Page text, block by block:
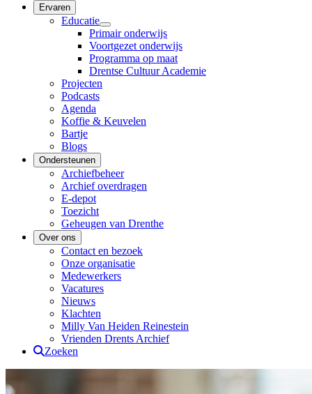
Ervaren
Educatie
Primair onderwijs
Voortgezet onderwijs
Programma op maat
Drentse Cultuur Academie
Projecten
Podcasts
Agenda
Koffie & Keuvelen
Bartje
Blogs
Ondersteunen
Archiefbeheer
Archief overdragen
E-depot
Toezicht
Geheugen van Drenthe
Over ons
Contact en bezoek
Onze organisatie
Medewerkers
Vacatures
Nieuws
Klachten
Milly Van Heiden Reinestein
Vrienden Drents Archief
Zoeken
Drents Archief